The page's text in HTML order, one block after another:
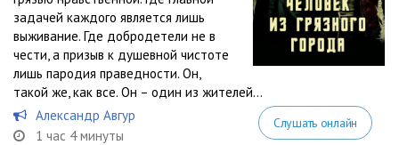
задачей каждого является лишь
выживание. Где добродетели не в
чести, а призыв к душевной чистоте
лишь пародия праведности. Он,
такой же, как все. Он – один из жителей...
Александр Авгур
1 час 4 минуты
Слушать онлайн